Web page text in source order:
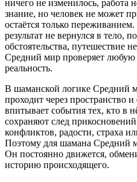
ничего не изменилось, работа
знание, но человек не может
остаётся только
результат не вернулся в тело,
обстоятельства, путешествие
Средний мир проверяет
реальность.
В шаманской логике Средний
проходит через пространство
впитывает события тех, кто в
сохраняют след
конфликтов, радости, страха
Поэтому для шамана Средний
Он постоянно движется,
историю происходящего.